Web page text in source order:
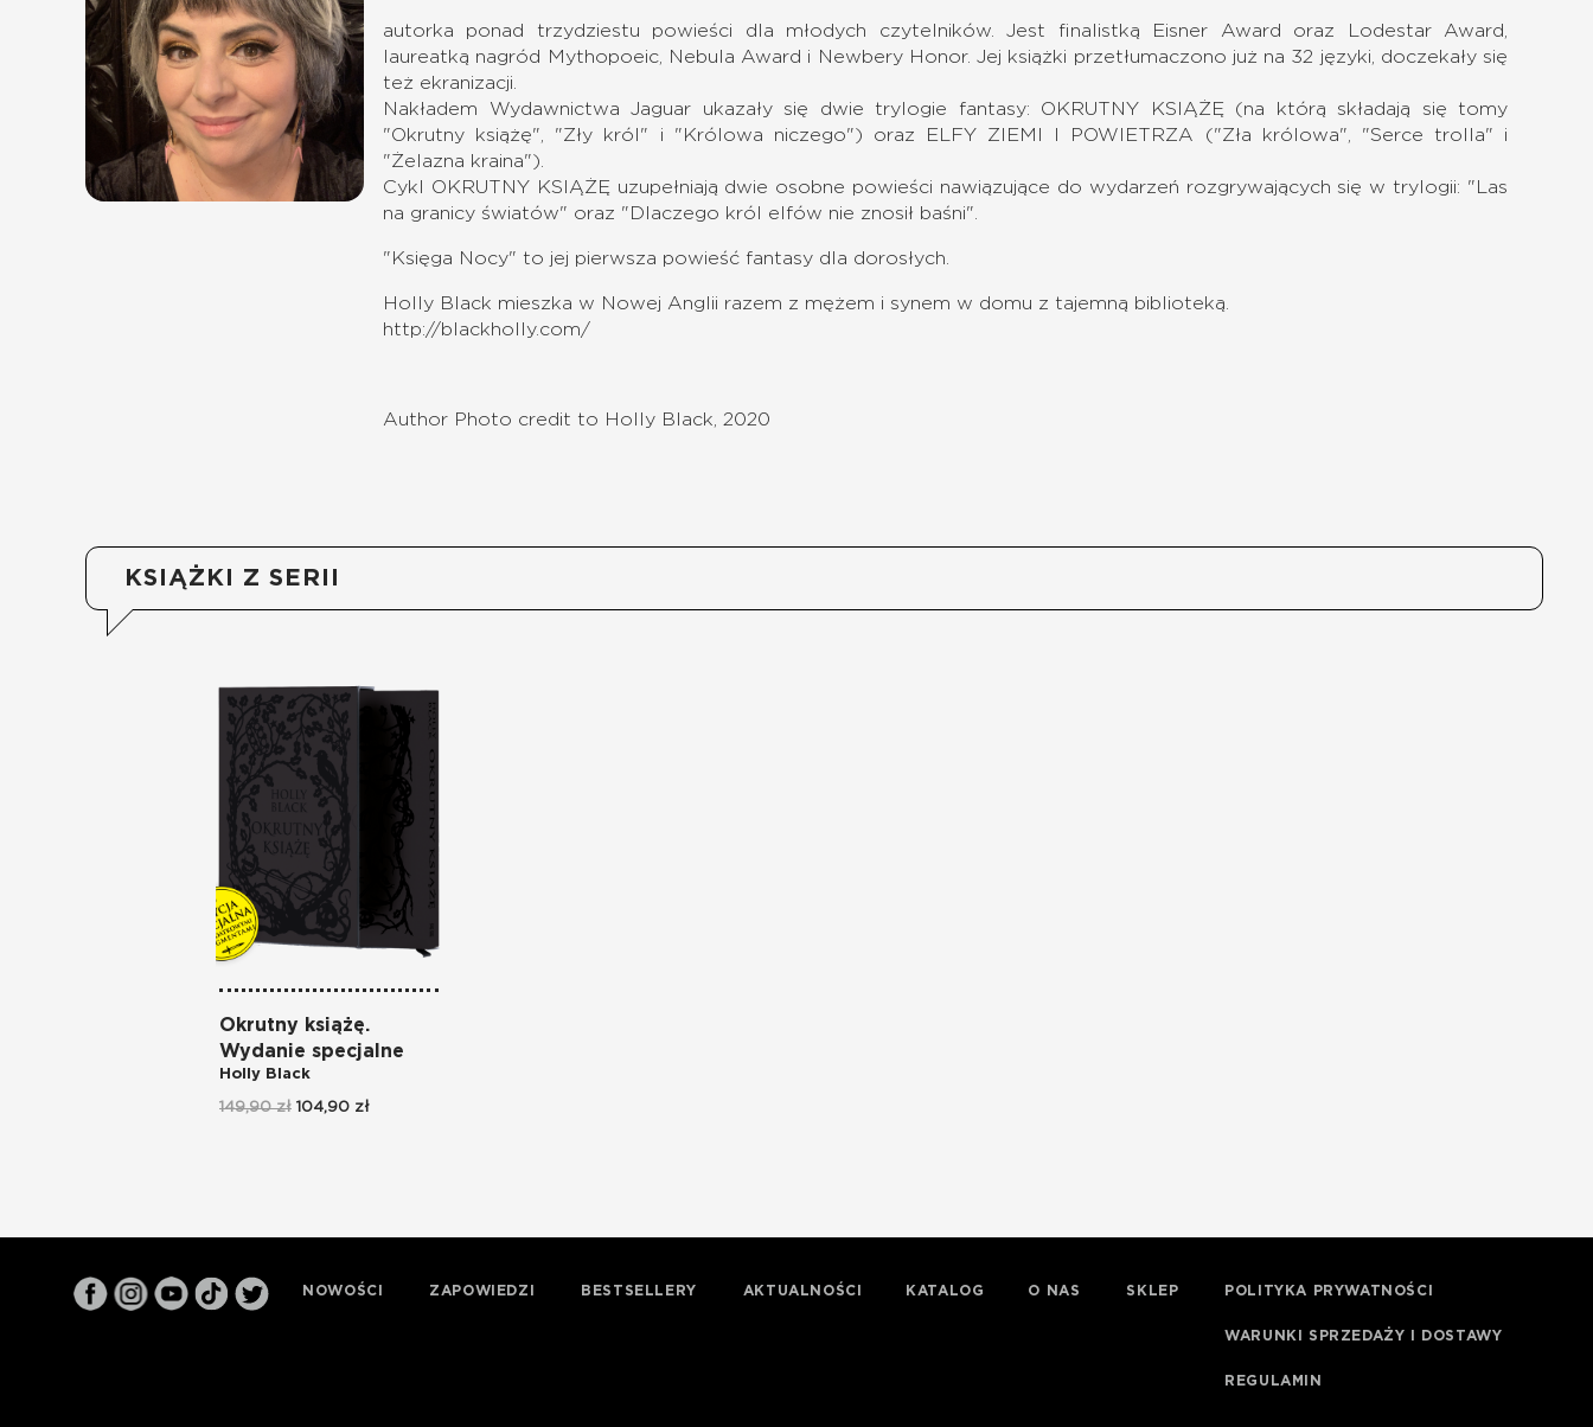
autorka ponad trzydziestu powieści dla młodych czytelników. Jest finalistką Eisner Award oraz Lodestar Award,
laureatką nagród Mythopoeic, Nebula Award i Newbery Honor. Jej książki przetłumaczono już na 32 języki, doczekały się
też ekranizacji.
Nakładem Wydawnictwa Jaguar ukazały się dwie trylogie fantasy: OKRUTNY KSIĄŻĘ (na którą składają się tomy
"Okrutny książę", "Zły król" i "Królowa niczego") oraz ELFY ZIEMI I POWIETRZA ("Zła królowa", "Serce trolla" i
"Żelazna kraina").
Cykl OKRUTNY KSIĄŻĘ uzupełniają dwie osobne powieści nawiązujące do wydarzeń rozgrywających się w trylogii: "Las
na granicy światów" oraz "Dlaczego król elfów nie znosił baśni".
"Księga Nocy" to jej pierwsza powieść fantasy dla dorosłych
Holly Black mieszka w Nowej Anglii razem z mężem i synem w domu z tajemną biblioteką.
http://blackholly.com/
Author Photo credit to Holly Black, 2020
KSIĄŻKI Z SERII
Okrutny książę.
Wydanie specjalne
Holly Black
149,90 zł 104,90 zł
NOWOŚCI ZAPOWIEDZI BESTSELLERY AKTUALNOŚCI KATALOG O NAS SKLEP POLITYKA PRYWATNOŚCI
WARUNKI SPRZEDAŻY I DOSTAWY
REGULAMIN